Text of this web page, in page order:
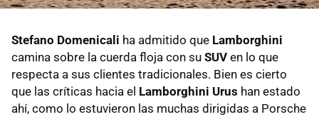
Stefano Domenicali ha admitido que Lamborghini
camina sobre la cuerda floja con su SUV en lo que
respecta a sus clientes tradicionales. Bien es cierto
que las críticas hacia el Lamborghini Urus han estado
ahí, como lo estuvieron las muchas dirigidas a Porsche